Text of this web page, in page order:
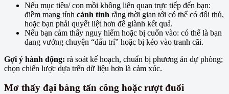
Nếu mục tiêu/ con mồi không liên quan trực tiếp đến bạn:
điềm mang tính cảnh tỉnh rằng thời gian tới có thể có đối thủ,
hoặc bạn phải quyết liệt hơn để giành kết quả.
Nếu bạn cảm thấy nguy hiểm hoặc bị cuốn vào: có thể là bạn
đang vướng chuyện “đấu trí” hoặc bị kéo vào tranh cãi.
Gợi ý hành động: rà soát kế hoạch, chuẩn bị phương án dự phòng;
chọn chiến lược dựa trên dữ liệu hơn là cảm xúc.
Mơ thấy đại bàng tấn công hoặc rượt đuổi